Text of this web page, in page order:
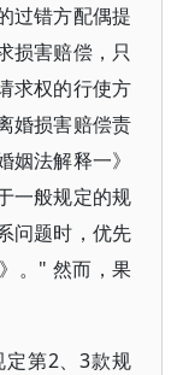
过错方配偶提
损害赔偿，只
求权的行使方
婚损害赔偿责
法解释一》
一般规定的规
问题时，优先
。" 然而，果
第2、3款规